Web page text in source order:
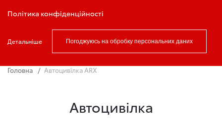
Політика конфіденційності
Детальніше Погоджуюсь на обробку персональних даних
Записатись на тест драйв
Головна Автоцивілка ARX
Автоцивілка